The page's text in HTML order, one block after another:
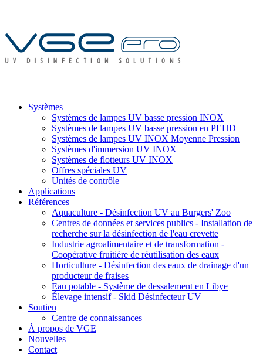
Systèmes
Systèmes de lampes UV basse pression INOX
Systèmes de lampes UV basse pression en PEHD
Systèmes de lampes UV INOX Moyenne Pression
Systèmes d'immersion UV INOX
Systèmes de flotteurs UV INOX
Offres spéciales UV
Unités de contrôle
Applications
Références
Aquaculture - Désinfection UV au Burgers' Zoo
Centres de données et services publics - Installation de
recherche sur la désinfection de l'eau crevette
Industrie agroalimentaire et de transformation -
Coopérative fruitière de réutilisation des eaux
Horticulture - Désinfection des eaux de drainage d'un
producteur de fraises
Eau potable - Système de dessalement en Libye
Élevage intensif - Skid Désinfecteur UV
Soutien
Centre de connaissances
À propos de VGE
Nouvelles
Contact